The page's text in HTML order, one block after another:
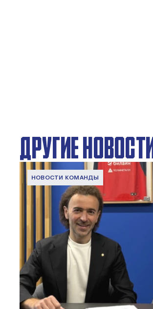
ДРУГИЕ НОВОСТИ
НОВОСТИ КОМАНДЫ